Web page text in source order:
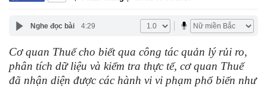
Nghe đọc bài 4:29
Cơ quan Thuế cho biết qua công tác quản lý rủi ro,
phân tích dữ liệu và kiểm tra thực tế, cơ quan Thuế
đã nhận diện được các hành vi vi phạm phổ biến như